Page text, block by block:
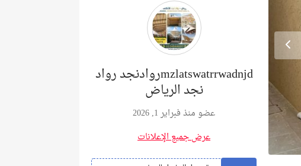
mzlatswatrrwadnjdروادنجد رواد
نجد الرياض
عضو منذ فبراير 1, 2026
عرض جميع الإعلانات